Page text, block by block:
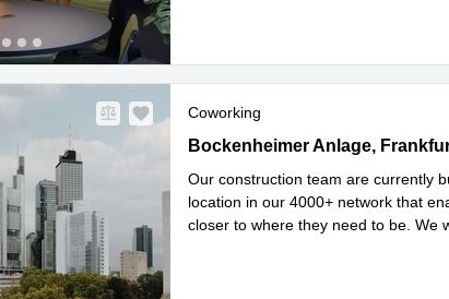
Coworking
Bockenheimer Anlage 46,
Bockenheimer Anlage,
Our construction team are currently
location in our 4000+ network that
closer to where they need to be. We